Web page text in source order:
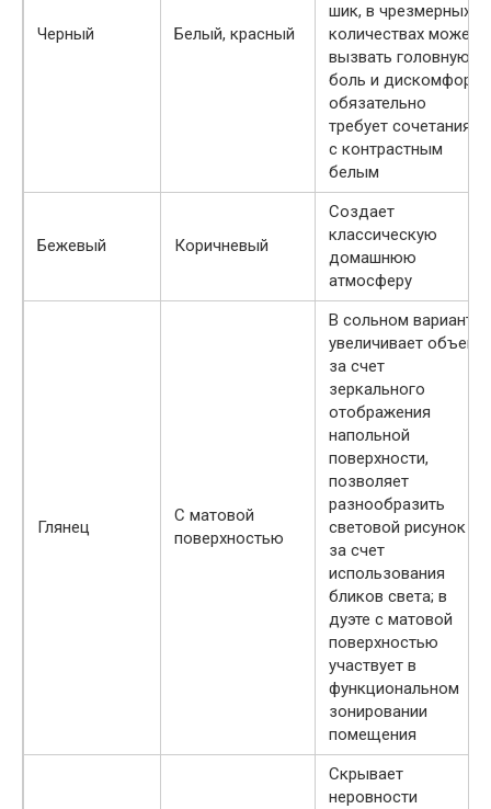
Черный Белый, красный
шик, в чрезмерных
количествах может
вызвать головную
боль и дискомфорт,
обязательно
требует сочетания
с контрастным
белым
Бежевый Коричневый
Создает
классическую
домашнюю
атмосферу
Глянец
С матовой
поверхностью
В сольном варианте
увеличивает объем
за счет
зеркального
отображения
напольной
поверхности,
позволяет
разнообразить
световой рисунок
за счет
использования
бликов света; в
дуэте с матовой
поверхностью
участвует в
функциональном
зонировании
помещения
Скрывает
неровности